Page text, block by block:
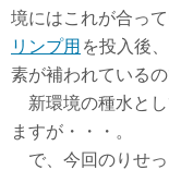
境にはこれが合っ
リンプ用 を投入後
素が補われているの
新環境の種水とし
ますが・・・。
で、今回のりせっ